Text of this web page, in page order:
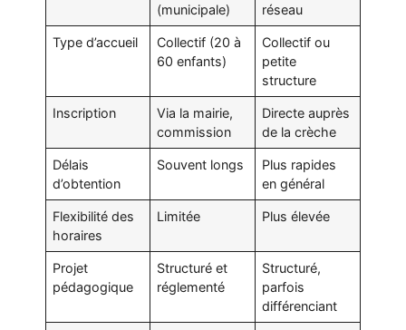
(municipale)
réseau
Type d’accueil
Collectif (20 à
60 enfants)
Collectif ou
petite
structure
Inscription
Via la mairie,
commission
Directe auprès
de la crèche
Délais
d’obtention
Souvent longs
Plus rapides
en général
Flexibilité des
horaires
Limitée Plus élevée
Projet
pédagogique
Structuré et
réglementé
Structuré,
parfois
différenciant